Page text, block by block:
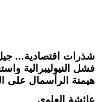
شذرات اقتصادية...
فشل النيوليبرالية
هيمنة الرأسمال على
عائشة العلوي